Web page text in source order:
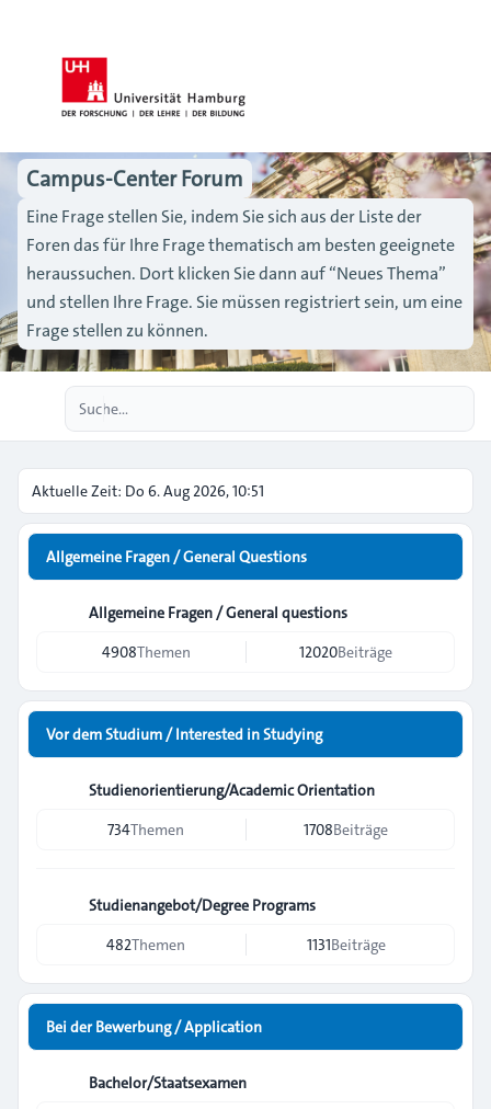
Campus-Center Forum
Eine Frage stellen Sie, indem Sie sich aus der Liste der
Foren das für Ihre Frage thematisch am besten geeignete
heraussuchen. Dort klicken Sie dann auf “Neues Thema”
und stellen Ihre Frage. Sie müssen registriert sein, um eine
Frage stellen zu können.
Aktuelle Zeit: Do 6. Aug 2026, 10:51
Allgemeine Fragen / General Questions
Allgemeine Fragen / General questions
4908Themen 12020Beiträge
Vor dem Studium / Interested in Studying
Studienorientierung/Academic Orientation
734Themen 1708Beiträge
Studienangebot/Degree Programs
482Themen 1131Beiträge
Bei der Bewerbung / Application
Bachelor/Staatsexamen